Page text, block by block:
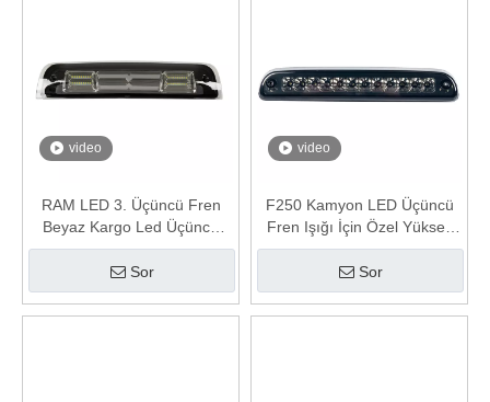
video
RAM LED 3. Üçüncü Fren
Beyaz Kargo Led Üçüncü
Fren Işığı
Sor
video
F250 Kamyon LED Üçüncü
Fren Işığı İçin Özel Yüksek
Montaj Durdurma Işığı
Sor